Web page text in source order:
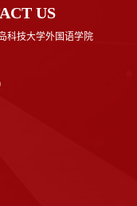
US
科技大学外国语学院